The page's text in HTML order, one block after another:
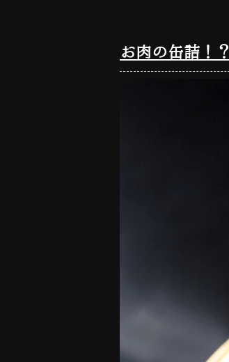
お肉の缶詰！？